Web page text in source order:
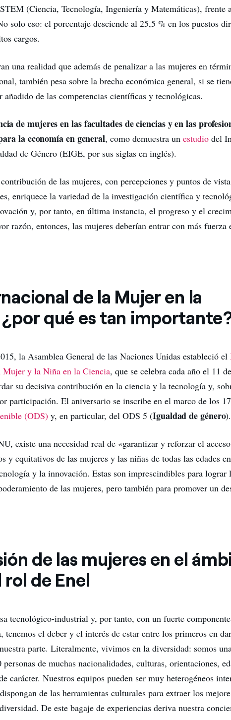
(Ciencia, Tecnología, Ingeniería y Matemáticas), frente
solo eso: el porcentaje desciende al 25,5 % en los puestos
cargos.
una realidad que además de penalizar a las mujeres en
también pesa sobre la brecha económica general, si se
añadido de las competencias científicas y tecnológicas.
de mujeres en las facultades de ciencias y en las
la economía en general, como demuestra un estudio del
de Género (EIGE, por sus siglas en inglés).
de las mujeres, con percepciones y puntos de
enriquece la variedad de la investigación científica y
y, por tanto, en última instancia, el progreso y el
razón, entonces, las mujeres deberían entrar con más fuerza
de la Mujer en la
qué es tan
la Asamblea General de las Naciones Unidas estableció el
Mujer y la Niña en la Ciencia, que se celebra cada año el 11
su decisiva contribución en la ciencia y la tecnología y,
participación. El aniversario se inscribe en el marco de los
(ODS) y, en particular, del ODS 5 (Igualdad de género).
existe una necesidad real de «garantizar y reforzar el
y equitativos de las mujeres y las niñas de todas las edades
y la innovación. Estas son imprescindibles para lograr
de las mujeres, pero también para promover un
de las mujeres en el
rol de Enel
tecnológico-industrial y, por tanto, con un fuerte
tenemos el deber y el interés de estar entre los primeros en
parte. Literalmente, vivimos en la diversidad: somos
de muchas nacionalidades, culturas, orientaciones,
carácter. Nuestros equipos pueden ser muy heterogéneos
de las herramientas culturales para extraer los
De este bagaje de experiencias deriva nuestra